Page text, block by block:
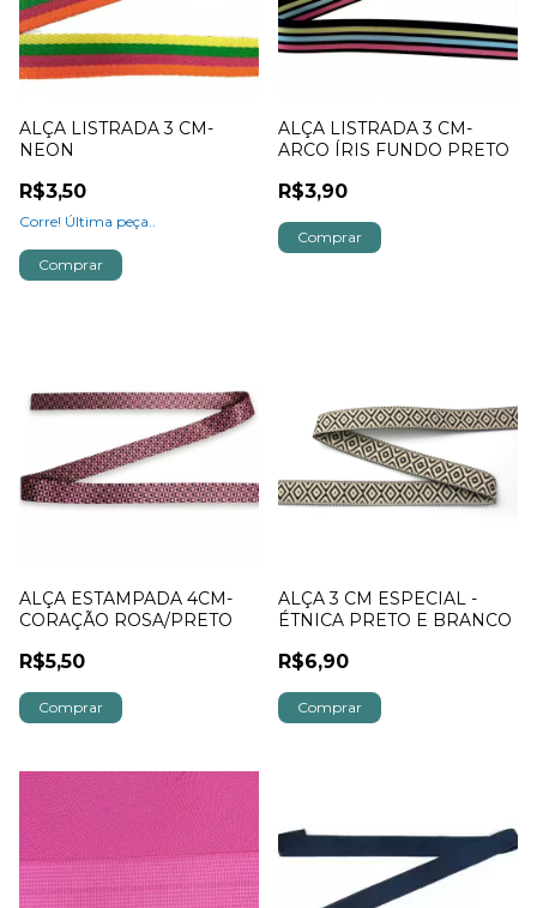
ALÇA LISTRADA 3 CM-
NEON
R$3,50
Corre! Última peça..
ALÇA LISTRADA 3 CM-
ARCO ÍRIS FUNDO PRETO
R$3,90
ALÇA ESTAMPADA 4CM-
CORAÇÃO ROSA/PRETO
R$5,50
ALÇA 3 CM ESPECIAL -
ÉTNICA PRETO E BRANCO
R$6,90